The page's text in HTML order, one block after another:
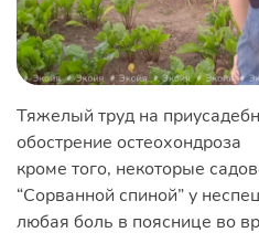
Тяжелый труд на
обострение остеохондроза
кроме того, некоторые
“Сорванной спиной” у
любая боль в пояснице во